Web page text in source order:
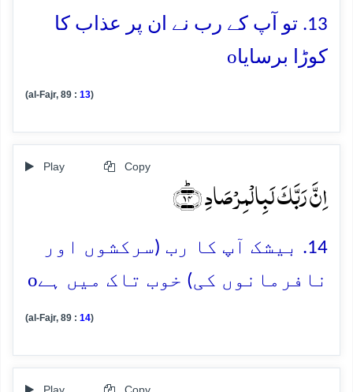
13. تو آپ کے رب نے ان پر عذاب کا
کوڑا برسایاo
(al-Fajr, 89 : 13)
Play Copy
اِنَّ رَبَّکَ لَبِالۡمِرۡصَادِ ﴿ؕ۱۴﴾
14. بیشک آپ کا رب (سرکشوں اور
نافرمانوں کی) خوب تاک میں ہےo
(al-Fajr, 89 : 14)
Play Copy